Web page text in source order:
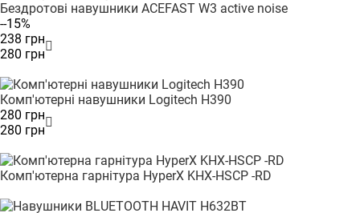
Бездротові навушники ACEFAST W3 active noise
--15%
238 грн
280 грн
Комп'ютерні навушники Logitech H390
280 грн
280 грн
Комп'ютерна гарнітура HyperX KHX-HSCP -RD